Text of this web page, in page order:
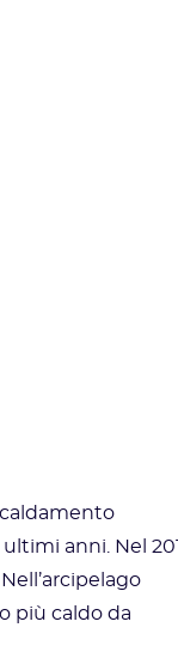
anni. Nel
Nell’arcipelago
più caldo da